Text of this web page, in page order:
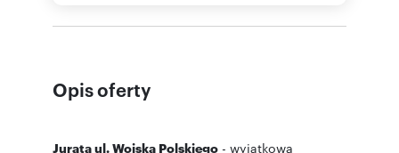
Opis oferty
Jurata ul. Wojska Polskiego - wyjątkowa